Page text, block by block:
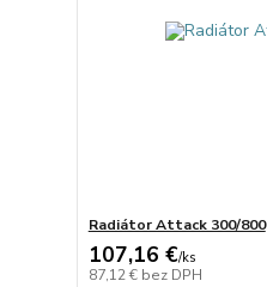
Radiátor Attack 300/800
107,16 €/ks
87,12 € bez DPH